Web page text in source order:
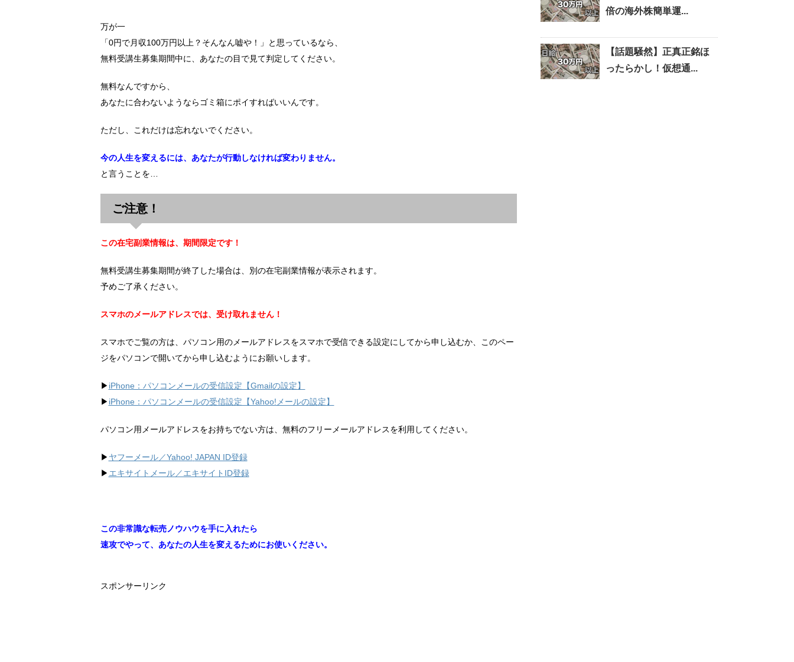
万が一
「0円で月収100万円以上？そんなん嘘や！」と思っているなら、
無料受講生募集期間中に、あなたの目で見て判定してください。
無料なんですから、
あなたに合わないようならゴミ箱にポイすればいいんです。
ただし、これだけは忘れないでください。
今の人生を変えるには、あなたが行動しなければ変わりません。
と言うことを…
ご注意！
この在宅副業情報は、期間限定です！
無料受講生募集期間が終了した場合は、別の在宅副業情報が表示されます。
予めご了承ください。
スマホのメールアドレスでは、受け取れません！
スマホでご覧の方は、パソコン用のメールアドレスをスマホで受信できる設定にしてから申し込むか、このペー
ジをパソコンで開いてから申し込むようにお願いします。
▶︎ iPhone：パソコンメールの受信設定【Gmailの設定】
▶︎ iPhone：パソコンメールの受信設定【Yahoo!メールの設定】
パソコン用メールアドレスをお持ちでない方は、無料のフリーメールアドレスを利用してください。
▶︎ ヤフーメール／Yahoo! JAPAN ID登録
▶︎ エキサイトメール／エキサイトID登録
この非常識な転売ノウハウを手に入れたら
速攻でやって、あなたの人生を変えるためにお使いください。
スポンサーリンク
倍の海外株簡単運...
【話題騒然】正真正銘ほ
ったらかし！仮想通...